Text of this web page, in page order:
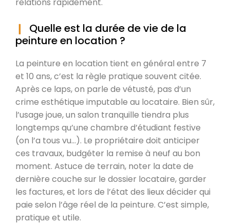
Quelle est la durée de vie de la
peinture en location ?
La peinture en location tient en général entre 7
et 10 ans, c’est la règle pratique souvent citée.
Après ce laps, on parle de vétusté, pas d’un
crime esthétique imputable au locataire. Bien sûr,
l’usage joue, un salon tranquille tiendra plus
longtemps qu’une chambre d’étudiant festive
(on l’a tous vu…). Le propriétaire doit anticiper
ces travaux, budgéter la remise à neuf au bon
moment. Astuce de terrain, noter la date de
dernière couche sur le dossier locataire, garder
les factures, et lors de l’état des lieux décider qui
paie selon l’âge réel de la peinture. C’est simple,
pratique et utile.